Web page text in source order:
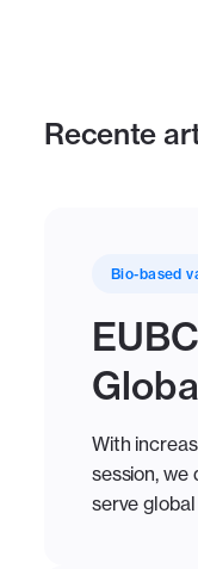
Recente
Bio-based
With
session,
serve